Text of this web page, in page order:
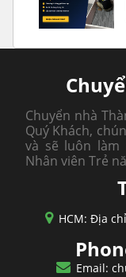
Chuyển nhà
Quý Khách,
và sẽ luôn làm
Nhân viên Trẻ
HCM: Địa
Email: